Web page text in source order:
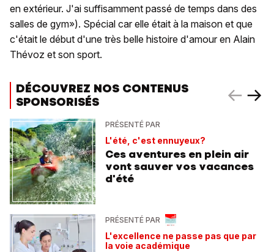
en extérieur. J'ai suffisamment passé de temps dans des
salles de gym»). Spécial car elle était à la maison et que
c'était le début d'une très belle histoire d'amour en Alain
Thévoz et son sport.
DÉCOUVREZ NOS CONTENUS
SPONSORISÉS
PRÉSENTÉ PAR
L'été, c'est ennuyeux?
Ces aventures en plein air
vont sauver vos vacances
d'été
PRÉSENTÉ PAR
L'excellence ne passe pas que par
la voie académique